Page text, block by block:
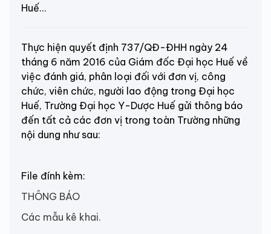
Huế...
Thực hiện quyết định 737/QĐ-ĐHH ngày 24
tháng 6 năm 2016 của Giám đốc Đại học Huế về
việc đánh giá, phân loại đối với đơn vị, công
chức, viên chức, người lao động trong Đại học
Huế, Trường Đại học Y-Dược Huế gửi thông báo
đến tất cả các đơn vị trong toàn Trường những
nội dung như sau:
File đính kèm:
THÔNG BÁO
Các mẫu kê khai.